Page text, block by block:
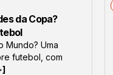
da Copa?
Mundo? Uma
futebol, com